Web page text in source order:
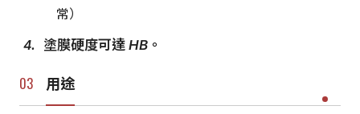
常）
塗膜硬度可達 HB。
用途